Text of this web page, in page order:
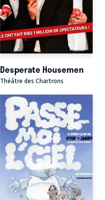
Desperate Housemen
Théâtre des Chartrons